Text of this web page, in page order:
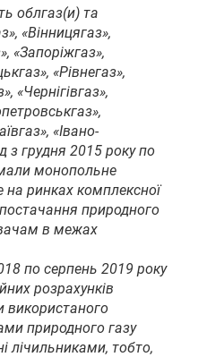
облгаз(и) та
«Вінницягаз»,
«Запоріжгаз»,
«Рівнегаз»,
«Чернігівгаз»,
«Івано-
з грудня 2015 року по
монопольне
ринках комплексної
природного
в межах
по серпень 2019 року
розрахунків
використаного
природного газу
лічильниками, тобто,